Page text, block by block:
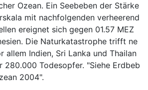
Ozean. Ein Seebeben der Stärke
mit nachfolgenden verheerend
ereignet sich gegen 01.57 MEZ
Die Naturkatastrophe trifft ne
allem Indien, Sri Lanka und Thailan
Todesopfer. "Siehe Erdbeb
2004".